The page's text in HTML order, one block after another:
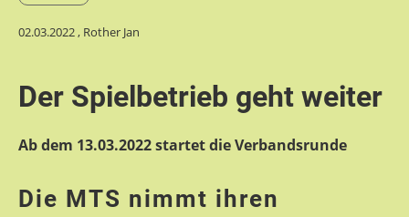
02.03.2022, Rother Jan
Der Spielbetrieb geht weiter
Ab dem 13.03.2022 startet die Verbandsrunde
Die MTS nimmt ihren